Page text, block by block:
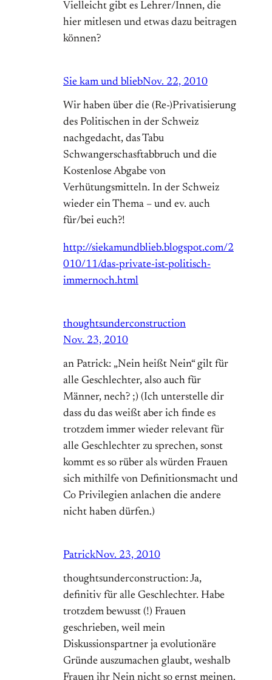
Vielleicht gibt es Lehrer/Innen, die
hier mitlesen und etwas dazu beitragen
können?
Sie kam und bliebNov. 22, 2010
Wir haben über die (Re-)Privatisierung
des Politischen in der Schweiz
nachgedacht, das Tabu
Schwangerschasftabbruch und die
Kostenlose Abgabe von
Verhütungsmitteln. In der Schweiz
wieder ein Thema – und ev. auch
für/bei euch?!
http://siekamundblieb.blogspot.com/2
010/11/das-private-ist-politisch-
immernoch.html
thoughtsunderconstruction
Nov. 23, 2010
an Patrick: „Nein heißt Nein“ gilt für
alle Geschlechter, also auch für
Männer, nech? ;) (Ich unterstelle dir
dass du das weißt aber ich finde es
trotzdem immer wieder relevant für
alle Geschlechter zu sprechen, sonst
kommt es so rüber als würden Frauen
sich mithilfe von Definitionsmacht und
Co Privilegien anlachen die andere
nicht haben dürfen.)
PatrickNov. 23, 2010
thoughtsunderconstruction: Ja,
definitiv für alle Geschlechter. Habe
trotzdem bewusst (!) Frauen
geschrieben, weil mein
Diskussionspartner ja evolutionäre
Gründe auszumachen glaubt, weshalb
Frauen ihr Nein nicht so ernst meinen.